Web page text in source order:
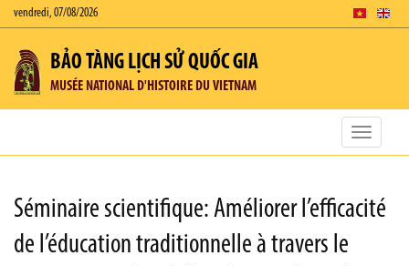
vendredi, 07/08/2026
BẢO TÀNG LỊCH SỬ QUỐC GIA
MUSÉE NATIONAL D'HISTOIRE DU VIETNAM
Toggle
Séminaire scientifique: Améliorer l’efficacité
de l’éducation traditionnelle à travers le